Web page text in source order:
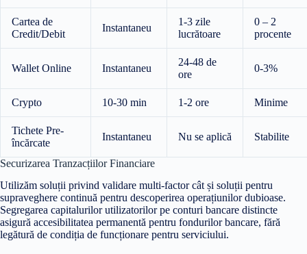
Cartea de
Credit/Debit
Instantaneu
1-3 zile
lucrătoare
0 – 2
procente
Wallet Online Instantaneu
24-48 de
ore
0-3%
Crypto 10-30 min 1-2 ore Minime
Tichete Pre-
încărcate
Instantaneu Nu se aplică Stabilite
Securizarea Tranzacțiilor Financiare
Utilizăm soluții privind validare multi-factor cât și soluții pentru
supraveghere continuă pentru descoperirea operațiunilor dubioase.
Segregarea capitalurilor utilizatorilor pe conturi bancare distincte
asigură accesibilitatea permanentă pentru fondurilor bancare, fără
legătură de condiția de funcționare pentru serviciului.